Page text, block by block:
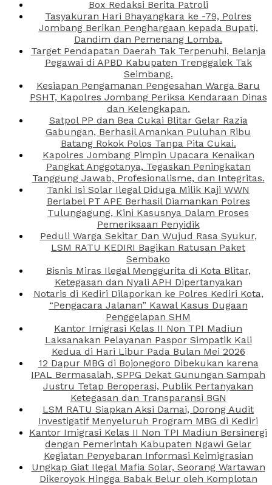
Box Redaksi Berita Patroli
Tasyakuran Hari Bhayangkara ke -79, Polres
Jombang Berikan Penghargaan kepada Bupati,
Dandim dan Pemenang Lomba.
Target Pendapatan Daerah Tak Terpenuhi, Belanja
Pegawai di APBD Kabupaten Trenggalek Tak
Seimbang.
Kesiapan Pengamanan Pengesahan Warga Baru
PSHT, Kapolres Jombang Periksa Kendaraan Dinas
dan Kelengkapan.
Satpol PP dan Bea Cukai Blitar Gelar Razia
Gabungan, Berhasil Amankan Puluhan Ribu
Batang Rokok Polos Tanpa Pita Cukai.
Kapolres Jombang Pimpin Upacara Kenaikan
Pangkat Anggotanya, Tegaskan Peningkatan
Tanggung Jawab, Profesionalisme, dan Integritas.
Tanki Isi Solar Ilegal Diduga Milik Kaji WWN
Berlabel PT APE Berhasil Diamankan Polres
Tulungagung, Kini Kasusnya Dalam Proses
Pemeriksaan Penyidik
Peduli Warga Sekitar Dan Wujud Rasa Syukur,
LSM RATU KEDIRI Bagikan Ratusan Paket
Sembako
Bisnis Miras Ilegal Menggurita di Kota Blitar,
Ketegasan dan Nyali APH Dipertanyakan
Notaris di Kediri Dilaporkan ke Polres Kediri Kota,
“Pengacara Jalanan” Kawal Kasus Dugaan
Penggelapan SHM
Kantor Imigrasi Kelas II Non TPI Madiun
Laksanakan Pelayanan Paspor Simpatik Kali
Kedua di Hari Libur Pada Bulan Mei 2026
12 Dapur MBG di Bojonegoro Dibekukan karena
IPAL Bermasalah, SPPG Dekat Gunungan Sampah
Justru Tetap Beroperasi, Publik Pertanyakan
Ketegasan dan Transparansi BGN
LSM RATU Siapkan Aksi Damai, Dorong Audit
Investigatif Menyeluruh Program MBG di Kediri
Kantor Imigrasi Kelas II Non TPI Madiun Bersinergi
dengan Pemerintah Kabupaten Ngawi Gelar
Kegiatan Penyebaran Informasi Keimigrasian
Ungkap Giat Ilegal Mafia Solar, Seorang Wartawan
Dikeroyok Hingga Babak Belur oleh Komplotan